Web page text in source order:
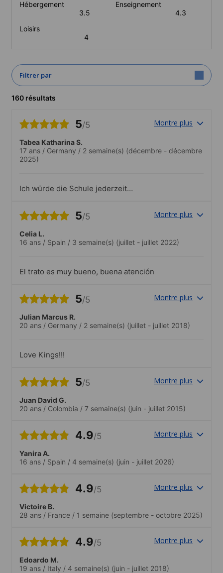
Hébergement
3.5
Enseignement
4.3
Loisirs
4
Filtrer par
160 résultats
5/5 Montre plus
Tabea Katharina S.
17 ans / Germany / 2 semaine(s) (décembre - décembre
2025)
Ich würde die Schule jederzeit
5/5 Montre plus
Celia L.
16 ans / Spain / 3 semaine(s) (juillet - juillet 2022)
El trato es muy bueno, buena atención
5/5 Montre plus
Julian Marcus R.
20 ans / Germany / 2 semaine(s) (juillet - juillet 2018)
Love Kings!!!
5/5 Montre plus
Juan David G.
20 ans / Colombia / 7 semaine(s) (juin - juillet 2015)
4.9/5 Montre plus
Yanira A.
16 ans / Spain / 4 semaine(s) (juin - juillet 2026)
4.9/5 Montre plus
Victoire B.
28 ans / France / 1 semaine (septembre - octobre 2025)
4.9/5 Montre plus
Edoardo M.
19 ans / Italy / 4 semaine(s) (juin - juillet 2018)